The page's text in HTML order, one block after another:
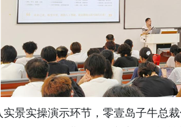
景实操演示环节， 零壹岛子牛总